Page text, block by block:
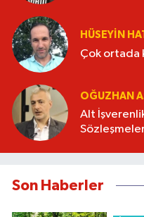
HÜSEYIN
Çok ortada
OĞUZHAN
Alt
Son Haberler